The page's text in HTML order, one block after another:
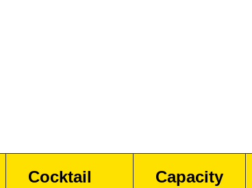
Cocktail
Capacity